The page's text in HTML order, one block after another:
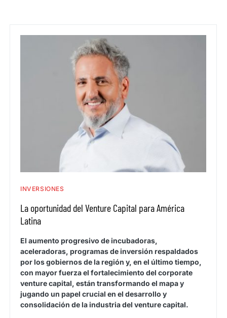
INVERSIONES
La oportunidad del Venture Capital para América
Latina
El aumento progresivo de incubadoras,
aceleradoras, programas de inversión respaldados
por los gobiernos de la región y, en el último tiempo,
con mayor fuerza el fortalecimiento del corporate
venture capital, están transformando el mapa y
jugando un papel crucial en el desarrollo y
consolidación de la industria del venture capital.